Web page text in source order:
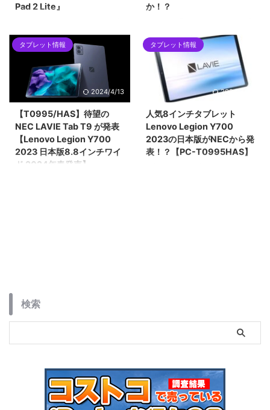
Pad 2 Lite』
多く展開しているRealmeから
『realme pad 2 lite』が発売とな
りました。発表当初はインドでの
販売のみになっていましたが、グ
ローバル版の発売と共に日本では
楽天などで販売開始しています。
か！？
ロモーションを日本で始めまし
た。いよいよグローバル版の発表
が近づいているのではないでしょ
うか。
タブレット情報
2024/4/13
【T0995/HAS】待望の
NEC LAVIE Tab T9 が発表
【Lenovo Legion Y700
2023 日本版8.8インチワイ
ド 2024年春発売】
タブレット情報
2024/4/24
人気8インチタブレット
Lenovo Legion Y700
2023の日本版がNECから発
表！？【PC-T0995HAS】
検索